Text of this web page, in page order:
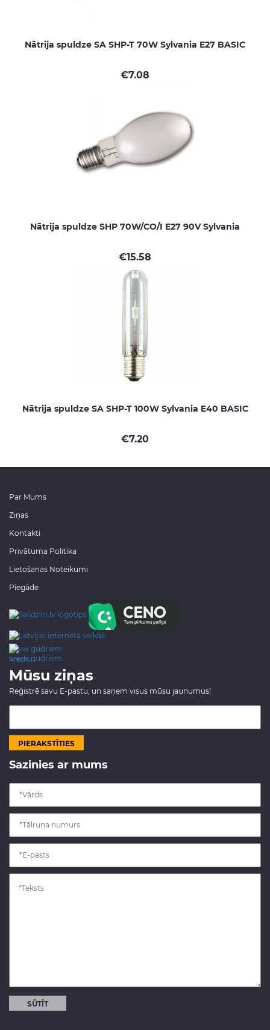
Nātrija spuldze SA SHP-T 70W Sylvania E27 BASIC
€7.08
Nātrija spuldze SHP 70W/CO/I E27 90V Sylvania
€15.58
Nātrija spuldze SA SHP-T 100W Sylvania E40 BASIC
€7.20
Par Mums
Ziņas
Kontakti
Privātuma Politika
Lietošanas Noteikumi
Piegāde
www.gudriem.lv/atrie-
krediti
Mūsu ziņas
Reģistrē savu E-pastu, un saņem visus mūsu jaunumus!
Sazinies ar mums